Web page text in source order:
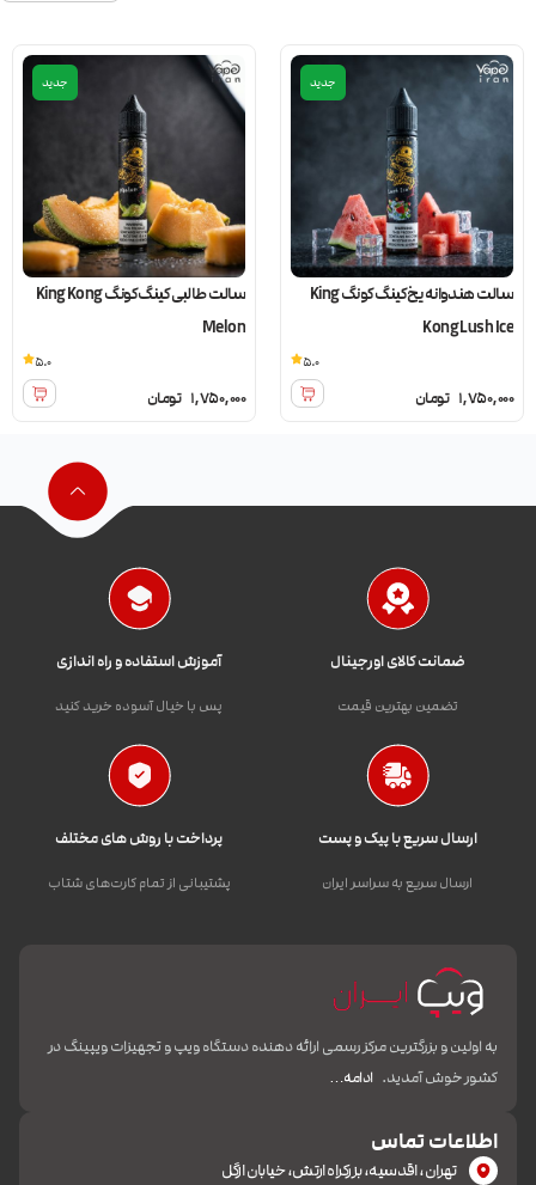
جدید
سالت هندوانه یخ کینگ کونگ King
Kong Lush Ice
1,750,000 تومان
5.0
جدید
سالت طالبی کینگ کونگ King Kong
Melon
1,750,000 تومان
5.0
ضمانت کالای اورجینال
تضمین بهترین قیمت
آموزش استفاده و راه اندازی
پس با خیال آسوده خرید کنید
ارسال سریع با پیک و پست
ارسال سریع به سراسر ایران
پرداخت با روش های مختلف
پشتیبانی از تمام کارت‌های شتاب
به اولین و بزرگترین مرکز رسمی ارائه دهنده دستگاه ویپ و تجهیزات ویپینگ در
کشور خوش آمدید. ادامه…
اطلاعات تماس
تهران، اقدسیه، بزرکراه ارتش، خیابان ازگل